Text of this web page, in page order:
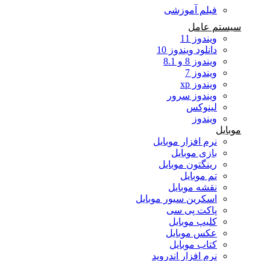
فیلم آموزشی
سیستم عامل
ویندوز 11
دانلود ویندوز 10
ویندوز 8 و 8.1
ویندوز 7
ویندوز xp
ویندوز سرور
لینوکس
ویندوز
موبایل
نرم افزار موبایل
بازی موبایل
رینگتون موبایل
تم موبایل
نقشه موبایل
اسکرین سیور موبایل
پاکت پی سی
کلیپ موبایل
عکس موبایل
کتاب موبایل
نرم افزار اندروید